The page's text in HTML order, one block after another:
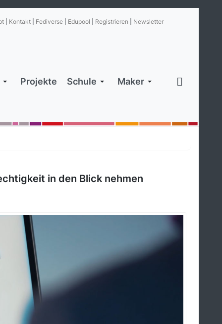
Kontakt Fediverse Edupool Registrieren Newsletter
Projekte Schule Maker
in den Blick nehmen